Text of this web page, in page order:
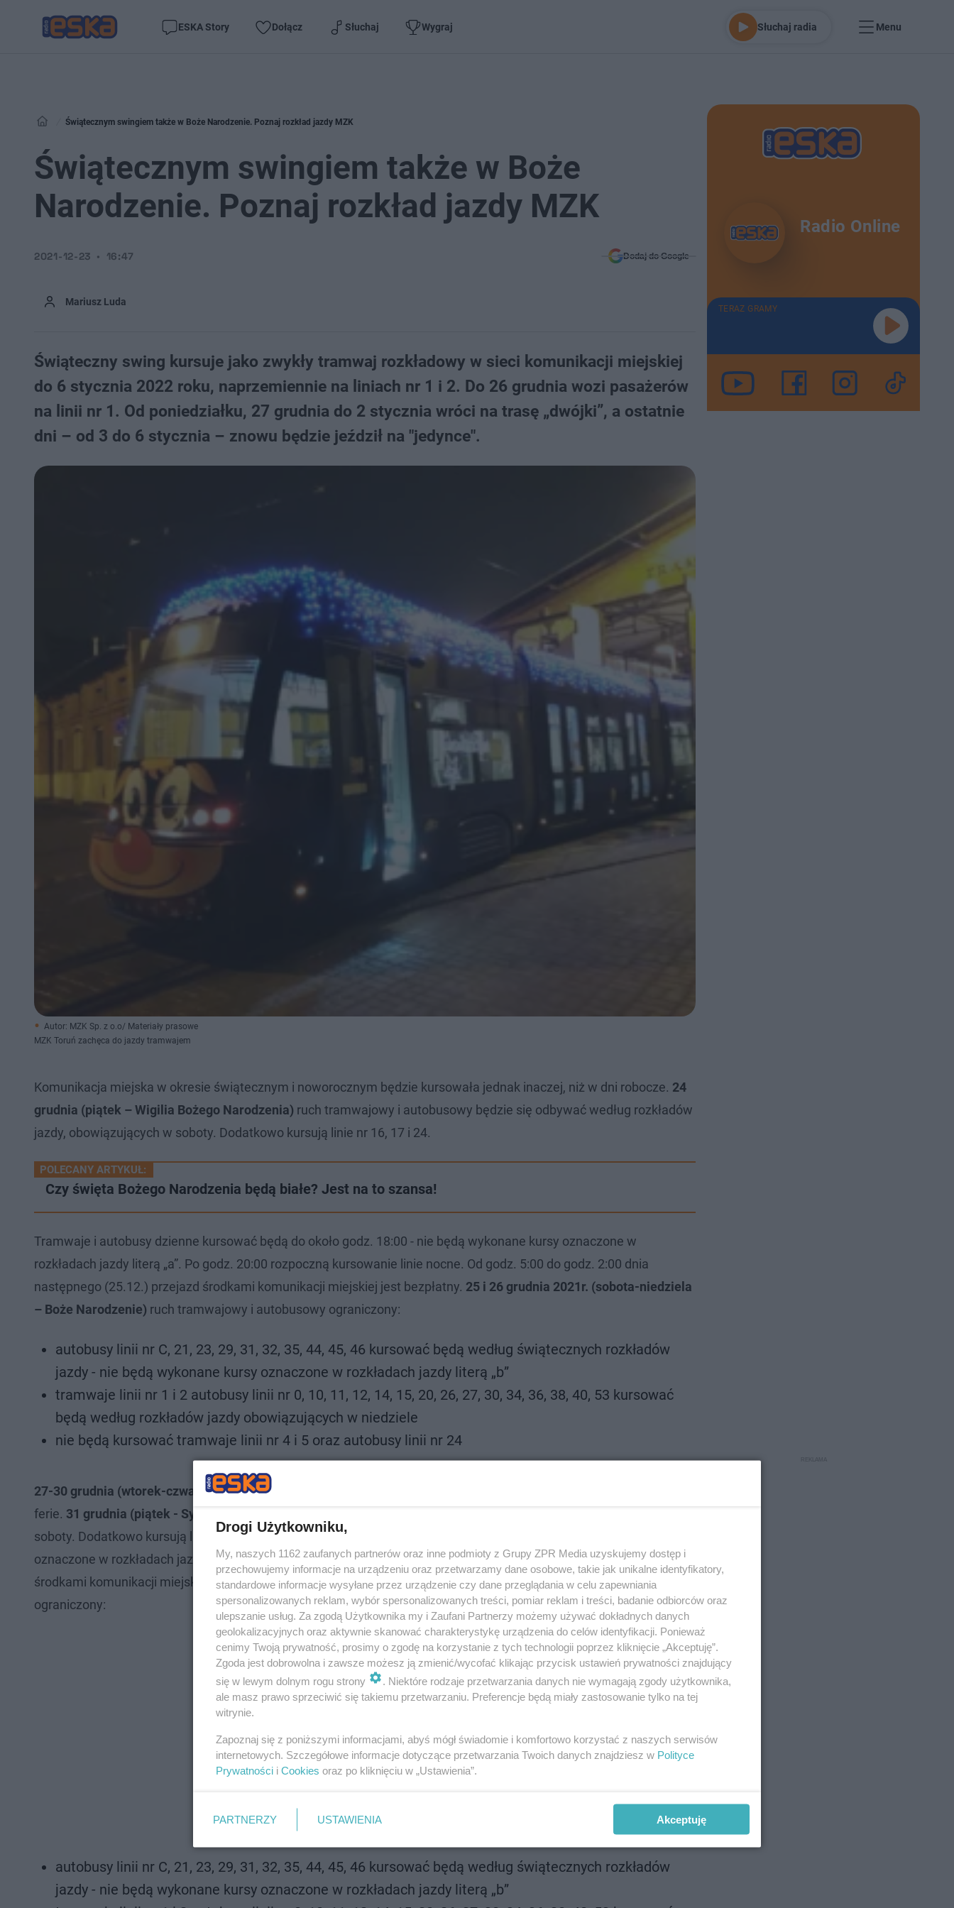
ESKA Story Dołącz Słuchaj Wygraj Słuchaj radia Menu
Świątecznym swingiem także w Boże Narodzenie. Poznaj rozkład jazdy MZK
Świątecznym swingiem także w Boże
Narodzenie. Poznaj rozkład jazdy MZK
Mariusz Luda
2021-12-23 16:47 Dodaj do Google
Świąteczny swing kursuje jako zwykły tramwaj rozkładowy w sieci komunikacji miejskiej
do 6 stycznia 2022 roku, naprzemiennie na liniach nr 1 i 2. Do 26 grudnia wozi pasażerów
na linii nr 1. Od poniedziałku, 27 grudnia do 2 stycznia wróci na trasę „dwójki”, a ostatnie
dni – od 3 do 6 stycznia – znowu będzie jeździł na "jedynce".
Autor: MZK Sp. z o.o/ Materiały prasowe
MZK Toruń zachęca do jazdy tramwajem
Komunikacja miejska w okresie świątecznym i noworocznym będzie kursowała jednak inaczej, niż w dni robocze. 24
grudnia (piątek – Wigilia Bożego Narodzenia) ruch tramwajowy i autobusowy będzie się odbywać według rozkładów
jazdy, obowiązujących w soboty. Dodatkowo kursują linie nr 16, 17 i 24.
POLECANY ARTYKUŁ:
Czy święta Bożego Narodzenia będą białe? Jest na to szansa!
Tramwaje i autobusy dzienne kursować będą do około godz. 18:00 - nie będą wykonane kursy oznaczone w
rozkładach jazdy literą „a”. Po godz. 20:00 rozpoczną kursowanie linie nocne. Od godz. 5:00 do godz. 2:00 dnia
następnego (25.12.) przejazd środkami komunikacji miejskiej jest bezpłatny. 25 i 26 grudnia 2021r. (sobota-niedziela
– Boże Narodzenie) ruch tramwajowy i autobusowy ograniczony:
autobusy linii nr C, 21, 23, 29, 31, 32, 35, 44, 45, 46 kursować będą według świątecznych rozkładów
jazdy - nie będą wykonane kursy oznaczone w rozkładach jazdy literą „b”
tramwaje linii nr 1 i 2 autobusy linii nr 0, 10, 11, 12, 14, 15, 20, 26, 27, 30, 34, 36, 38, 40, 53 kursować
będą według rozkładów jazdy obowiązujących w niedziele
nie będą kursować tramwaje linii nr 4 i 5 oraz autobusy linii nr 24
27-30 grudnia (wtorek-czwartek)- ruch tramwajowy i autobusowy według rozkładów jazdy obowiązujących w
ferie. 31 grudnia (piątek - Sylwestra)
soboty. Dodatkowo kursują linie nr 16, 17 i 24. Po godz. 19:00 ruch będzie ograniczony. Nie będą wykonywane kursy
oznaczone w rozkładach jazdy literą „d”. 31 grudnia od godz. 18:00 do godz. 4:00 1 stycznia 2022 roku - przejazd
środkami komunikacji miejskiej jest bezpłatny.1 stycznia (sobota – Nowy Rok)- ruch tramwajowy i autobusowy
ograniczony:
autobusy linii nr C, 21, 23, 29, 31, 32, 35, 44, 45, 46 kursować będą według świątecznych rozkładów
jazdy - nie będą wykonane kursy oznaczone w rozkładach jazdy literą „b”
Radio Online
TERAZ GRAMY
Drogi Użytkowniku,
My, naszych 1162 zaufanych partnerów oraz inne podmioty z Grupy ZPR Media uzyskujemy dostęp i
przechowujemy informacje na urządzeniu oraz przetwarzamy dane osobowe, takie jak unikalne identyfikatory,
standardowe informacje wysyłane przez urządzenie czy dane przeglądania w celu zapewniania
spersonalizowanych reklam, wybór spersonalizowanych treści, pomiar reklam i treści, badanie odbiorców oraz
ulepszanie usług. Za zgodą Użytkownika my i Zaufani Partnerzy możemy używać dokładnych danych
geolokalizacyjnych oraz aktywnie skanować charakterystykę urządzenia do celów identyfikacji. Ponieważ
cenimy Twoją prywatność, prosimy o zgodę na korzystanie z tych technologii poprzez kliknięcie „Akceptuję”.
Zgoda jest dobrowolna i zawsze możesz ją zmienić/wycofać klikając przycisk ustawień prywatności znajdujący
się w lewym dolnym rogu strony
. Niektóre rodzaje przetwarzania danych nie wymagają zgody użytkownika,
ale masz prawo sprzeciwić się takiemu przetwarzaniu. Preferencje będą miały zastosowanie tylko na tej
witrynie.
Zapoznaj się z poniższymi informacjami, abyś mógł świadomie i komfortowo korzystać z naszych serwisów
internetowych. Szczegółowe informacje dotyczące przetwarzania Twoich danych znajdziesz w Polityce
Prywatności i Cookies oraz po kliknięciu w „Ustawienia”.
PARTNERZY USTAWIENIA Akceptuję